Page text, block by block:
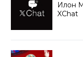
Илон
XChat